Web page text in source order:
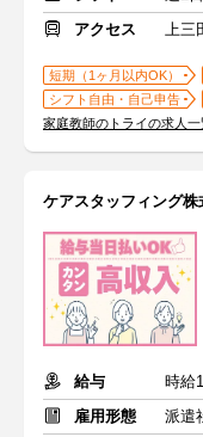
アクセス
上三
短期（1ヶ月以内OK）
シフト自由・自己申告
家庭教師のトライの求人一
ケアスタッフィング株
給与
時給
雇用形態
派遣